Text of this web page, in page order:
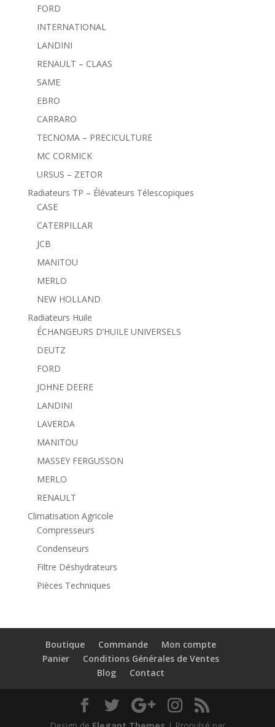
FORD
INTERNATIONAL
LANDINI
RENAULT – CLAAS
SAME
EBRO
CARRARO
TECNOMA – PRECICULTURE
MC CORMICK
URSUS – ZETOR
Radiateurs TP – Élévateurs Télescopiques
CASE
CATERPILLAR
JCB
MANITOU
MERLO
NEW HOLLAND
Radiateurs Huile
ÉCHANGEURS D’HUILE UNIVERSELS
DEUTZ
FORD
JOHNE DEERE
LANDINI
LAVERDA
MANITOU
MASSEY FERGUSSON
MERLO
RENAULT
Climatisation Agricole
Compresseurs
Condenseurs
Filtre Déshydrateurs
Pièces Techniques
Boutique Commande
Mon compte
Panier
Conditions Générales de Ventes
Blog
Contact